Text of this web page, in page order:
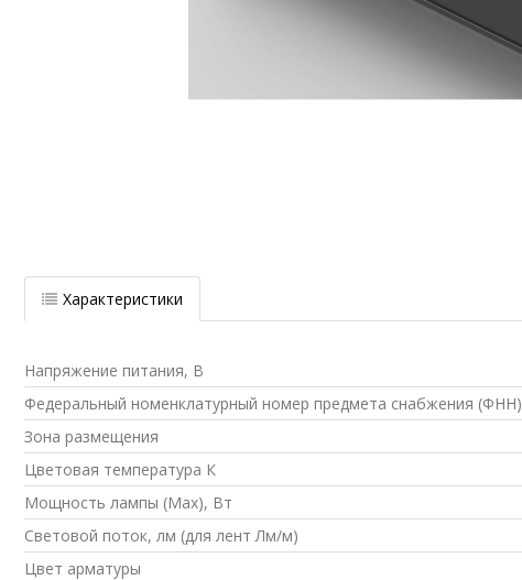
Характеристики
Напряжение питания, В
Федеральный номенклатурный номер предмета снабжения (ФНН)
Зона размещения
Цветовая температура К
Мощность лампы (Max), Вт
Световой поток, лм (для лент Лм/м)
Цвет арматуры